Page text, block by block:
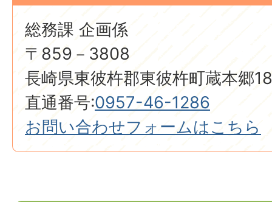
総務課 企画係
〒859－3808
長崎県東彼杵郡東彼杵町蔵本郷
直通番号:0957-46-1286
お問い合わせフォームはこちら